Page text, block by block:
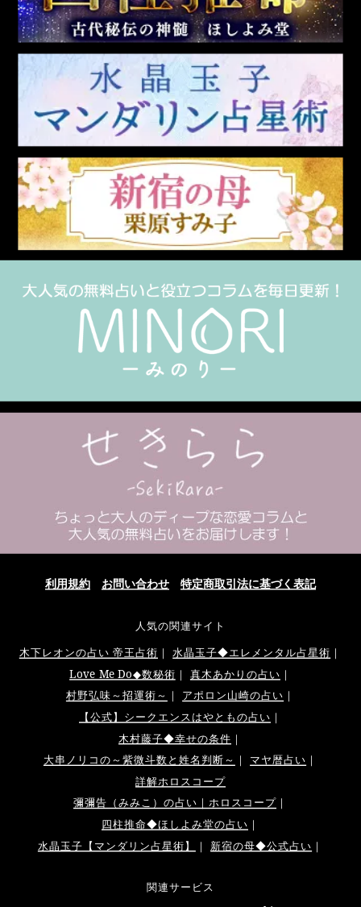
利用規約 お問い合わせ 特定商取引法に基づく表記
人気の関連サイト
木下レオンの占い 帝王占術 ｜水晶玉子◆エレメンタル占星術 ｜
Love Me Do◆数秘術 ｜ 真木あかりの占い ｜
村野弘味～招運術～ ｜ アポロン山崎の占い ｜
【公式】シークエンスはやともの占い ｜
木村藤子◆幸せの条件 ｜
大串ノリコの～紫微斗数と姓名判断～ ｜ マヤ暦占い ｜
詳解ホロスコープ
彌彌告（みみこ）の占い｜ホロスコープ ｜
四柱推命◆ほしよみ堂の占い ｜
水晶玉子【マンダリン占星術】 ｜ 新宿の母◆公式占い ｜
関連サービス